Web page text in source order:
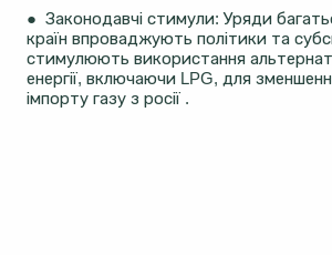
● Законодавчі стимули: Уряди
країн впроваджують політики та
стимулюють використання
енергії, включаючи LPG, для
імпорту газу з росії .